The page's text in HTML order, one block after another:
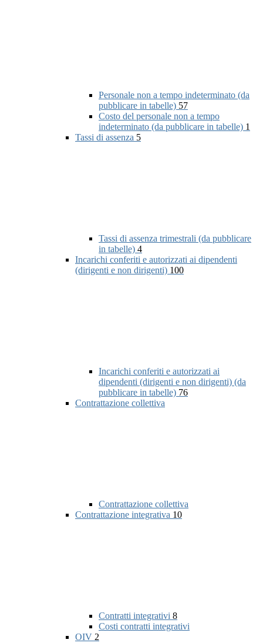
Personale non a tempo indeterminato (da
pubblicare in tabelle) 57
Costo del personale non a tempo
indeterminato (da pubblicare in tabelle) 1
Tassi di assenza 5
Tassi di assenza trimestrali (da pubblicare
in tabelle) 4
Incarichi conferiti e autorizzati ai dipendenti
(dirigenti e non dirigenti) 100
Incarichi conferiti e autorizzati ai
dipendenti (dirigenti e non dirigenti) (da
pubblicare in tabelle) 76
Contrattazione collettiva
Contrattazione collettiva
Contrattazione integrativa 10
Contratti integrativi 8
Costi contratti integrativi
OIV 2